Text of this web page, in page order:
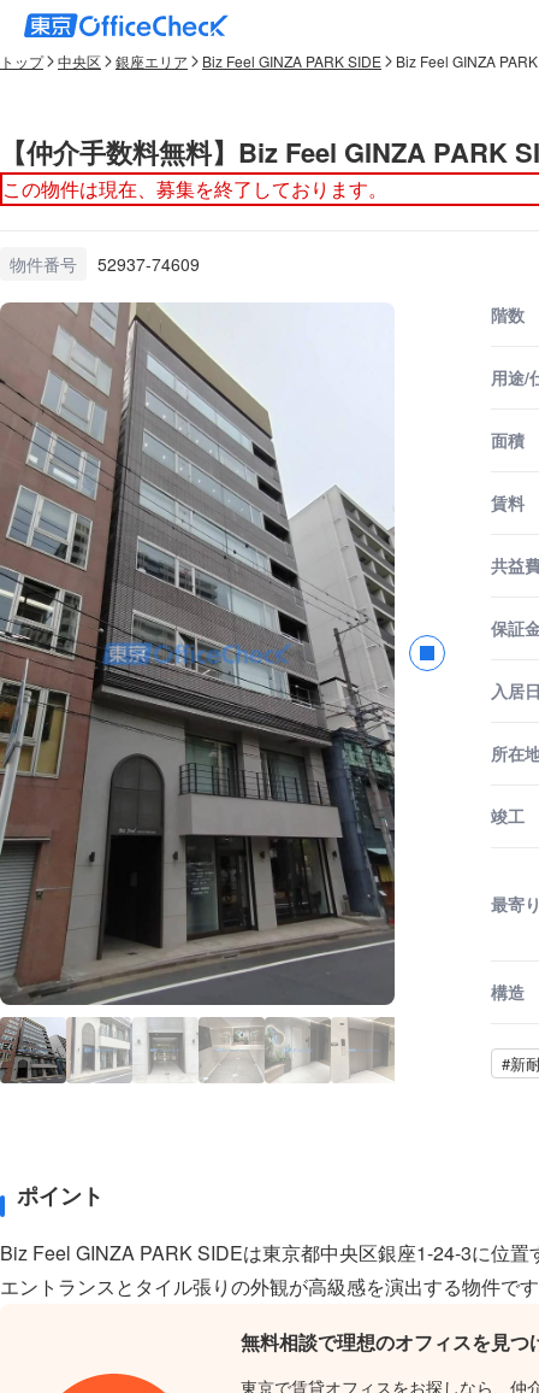
トップ 中央区 銀座エリア Biz Feel GINZA PARK SIDE Biz Feel GINZA
【仲介手数料無料】Biz Feel GINZA PARK
この物件は現在、募集を終了しております。
物件番号 52937-74609
階数
用途/
面積
賃料
共益
保証
入居
所在
竣工
最寄
構造
#新
ポイント
Biz Feel GINZA PARK SIDEは東京都中央区銀座1-24-3に位
エントランスとタイル張りの外観が高級感を演出する物件で
無料相談で理想のオフィスを見つ
東京で賃貸オフィスをお探しなら、仲